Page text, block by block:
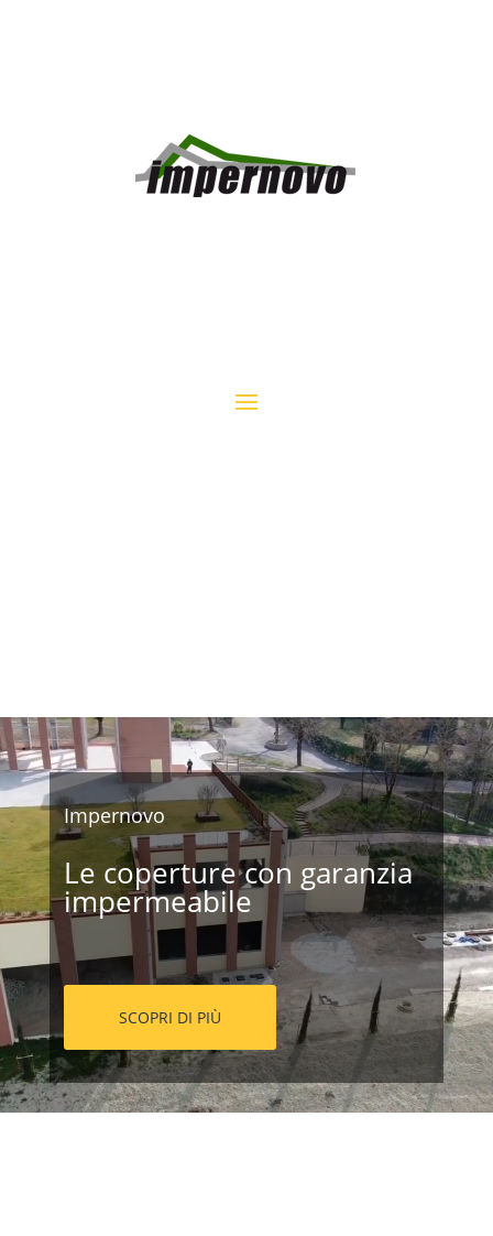
Video
Player
Impernovo
Le coperture con garanzia
impermeabile
SCOPRI DI PIÙ